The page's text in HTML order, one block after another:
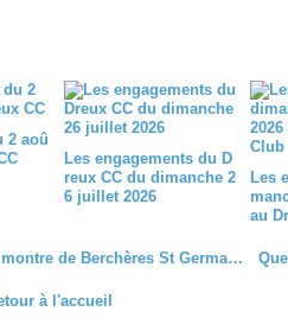
2 aoû
Les engagements du D
reux CC du dimanche 2
6 juillet 2026
Les
au
Les classements complets du contre la montre de Berchères St Germain (28)
à l'accueil